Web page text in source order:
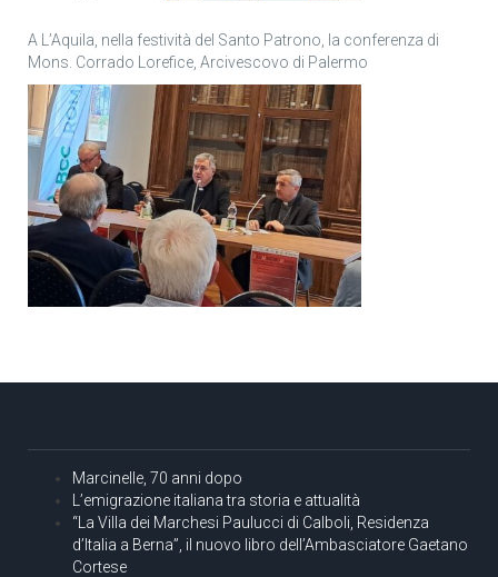
A L’Aquila, nella festività del Santo Patrono, la conferenza di
Mons. Corrado Lorefice, Arcivescovo di Palermo
Marcinelle, 70 anni dopo
L’emigrazione italiana tra storia e attualità
“La Villa dei Marchesi Paulucci di Calboli, Residenza
d’Italia a Berna”, il nuovo libro dell’Ambasciatore Gaetano
Cortese